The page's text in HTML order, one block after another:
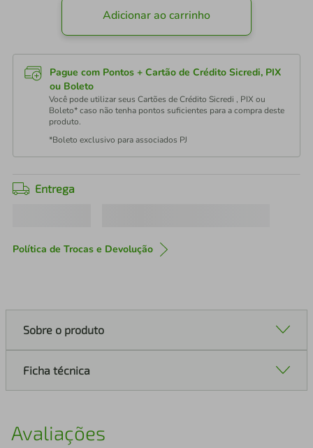
Adicionar ao carrinho
Pague com Pontos + Cartão de Crédito Sicredi, PIX
ou Boleto
Você pode utilizar seus Cartões de Crédito Sicredi , PIX ou
Boleto* caso não tenha pontos suficientes para a compra deste
produto.
*Boleto exclusivo para associados PJ
Entrega
Política de Trocas e Devolução
Sobre o produto
Ficha técnica
Avaliações